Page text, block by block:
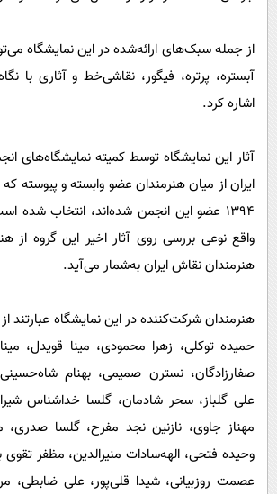
سلامت
اجتماعی
سیاست خارجی
از جمله سبک‌های ارائه‌شده در این نمایشگاه
آبستره، پرتره، فیگور، نقاشی‌خط و آثاری با
اشاره کرد.
آثار این نمایشگاه توسط کمیته نمایشگاه‌های
1394 عضو این انجمن شده‌اند، انتخاب شده
واقع نوعی بررسی روی آثار اخیر این گروه از
هنرمندان نقاش ایران به‌شمار می‌آید.
هنرمندان شرکت‌کننده در این نمایشگاه عبارتند
حمیده توکلی، زهرا محمودی، مینا قویدل،
صفارزادگان، نسترن صمیمی، بهنام
علی گلباز، سحر شادمان، گلسا خداشناس
مهناز جاوی، نازنین نجد مفرح، گلسا صدری،
وحیده فتحی، الهه‌سادات منیرالدین، مظفر تقوی
عصمت روزبیانی، شیدا قلی‌پور، علی ضابطی،